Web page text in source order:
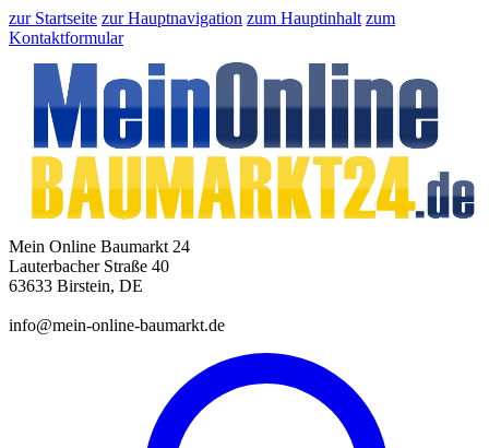
zur Startseite zur Hauptnavigation zum Hauptinhalt zum
Kontaktformular
Mein Online Baumarkt 24
Lauterbacher Straße 40
63633 Birstein, DE
info@mein-online-baumarkt.de